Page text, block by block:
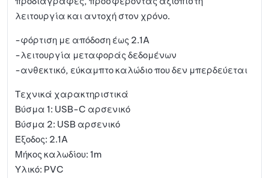
λειτουργία και αντοχή στον χρόνο.
-φόρτιση με απόδοση έως 2.1A
-λειτουργία μεταφοράς δεδομένων
-ανθεκτικό, εύκαμπτο καλώδιο που δεν μπερδεύεται
Τεχνικά χαρακτηριστικά
Βύσμα 1: USB-C αρσενικό
Βύσμα 2: USB αρσενικό
Έξοδος: 2.1A
Μήκος καλωδίου: 1m
Υλικό: PVC